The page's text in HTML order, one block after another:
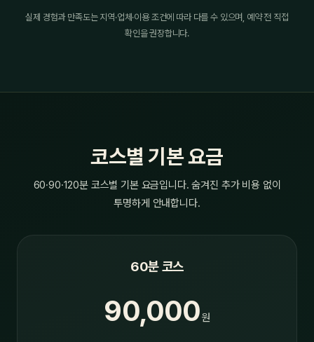
실제 경험과 만족도는 지역·업체·이용 조건에 따라 다를 수 있으며, 예약 전 직접
확인을 권장합니다.
코스별 기본 요금
60·90·120분 코스별 기본 요금입니다. 숨겨진 추가 비용 없이
투명하게 안내합니다.
60분 코스
90,000원